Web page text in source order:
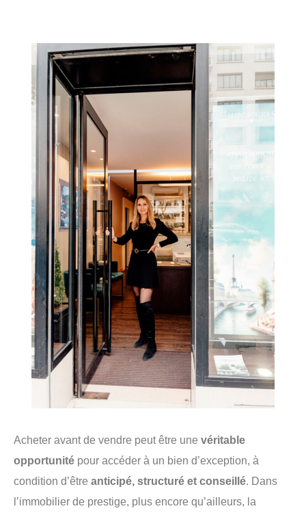
Acheter avant de vendre peut être une véritable
opportunité pour accéder à un bien d’exception, à
condition d’être anticipé, structuré et conseillé. Dans
l’immobilier de prestige, plus encore qu’ailleurs, la